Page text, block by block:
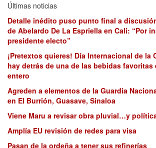
Últimas noticias
Detalle inédito puso punto final a
de Abelardo De La Espriella en Cali: “Por
presidente electo”
¡Pretextos quieres! Día Internacional de la
hay detrás de una de las bebidas favoritas
entero
Agreden a elementos de la Guardia
en El Burrión, Guasave, Sinaloa
Viene Maru a revisar obra pluvial…y
Amplía EU revisión de redes para visa
Pasan de la ordeña a tener sus refinerías